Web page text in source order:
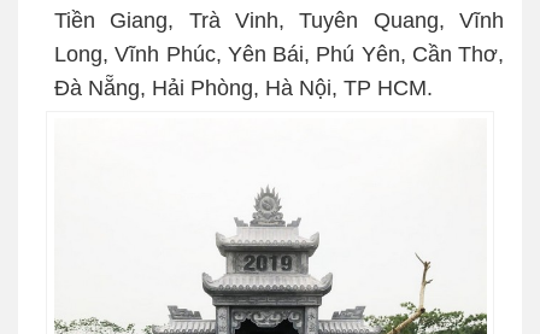
Tiền Giang, Trà Vinh, Tuyên Quang, Vĩnh
Long, Vĩnh Phúc, Yên Bái, Phú Yên, Cần Thơ,
Đà Nẵng, Hải Phòng, Hà Nội, TP HCM.